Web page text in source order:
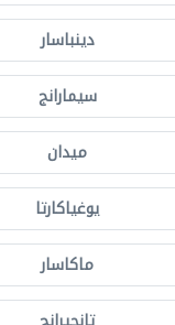
دينباسار
سيمارانج
ميدان
يوغياكارتا
ماكاسار